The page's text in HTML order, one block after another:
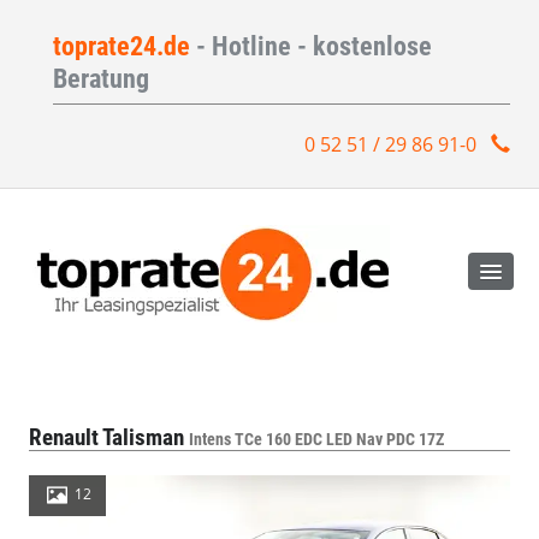
toprate24.de - Hotline - kostenlose
Beratung
0 52 51 / 29 86 91-0
Renault Talisman Intens TCe 160 EDC LED Nav PDC 17Z
12